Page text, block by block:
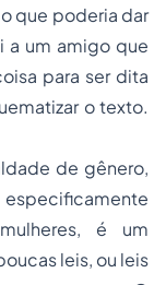
que poderia dar
a um amigo que
para ser dita
o texto.
de gênero,
é um
leis, ou leis